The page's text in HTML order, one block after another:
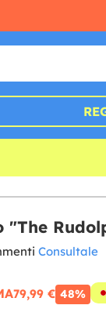
Consultale
79,99 € 48%